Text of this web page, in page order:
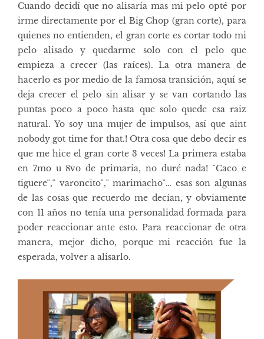
Cuando decidí que no alisaría mas mi pelo opté por
irme directamente por el Big Chop (gran corte), para
quienes no entienden, el gran corte es cortar todo mi
pelo alisado y quedarme solo con el pelo que
empieza a crecer (las raíces). La otra manera de
hacerlo es por medio de la famosa transición, aquí se
deja crecer el pelo sin alisar y se van cortando las
puntas poco a poco hasta que solo quede esa raiz
natural. Yo soy una mujer de impulsos, así que aint
nobody got time for that.! Otra cosa que debo decir es
que me hice el gran corte 3 veces! La primera estaba
en 7mo u 8vo de primaria, no duré nada! ¨Caco e
tiguere¨,¨ varoncito¨,¨ marimacho¨… esas son algunas
de las cosas que recuerdo me decían, y obviamente
con 11 años no tenía una personalidad formada para
poder reaccionar ante esto. Para reaccionar de otra
manera, mejor dicho, porque mi reacción fue la
esperada, volver a alisarlo.